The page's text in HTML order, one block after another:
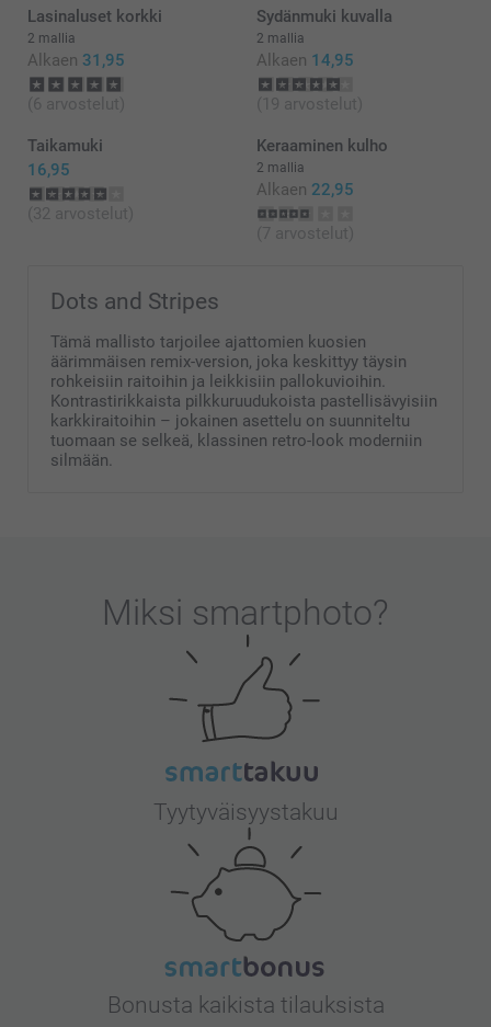
Lasinaluset korkki
2 mallia
Alkaen 31,95
(6 arvostelut)
Sydänmuki kuvalla
2 mallia
Alkaen 14,95
(19 arvostelut)
Taikamuki
16,95
(32 arvostelut)
Keraaminen kulho
2 mallia
Alkaen 22,95
(7 arvostelut)
Dots and Stripes
Tämä mallisto tarjoilee ajattomien kuosien
äärimmäisen remix-version, joka keskittyy täysin
rohkeisiin raitoihin ja leikkisiin pallokuvioihin.
Kontrastirikkaista pilkkuruudukoista pastellisävyisiin
karkkiraitoihin – jokainen asettelu on suunniteltu
tuomaan se selkeä, klassinen retro-look moderniin
silmään.
Miksi smartphoto?
Tyytyväisyystakuu
Bonusta kaikista tilauksista